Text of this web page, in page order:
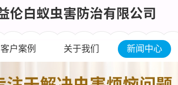
客户案例 关于我们 新闻中心